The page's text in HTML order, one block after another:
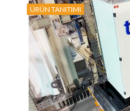
ÜRÜN TANITIMI